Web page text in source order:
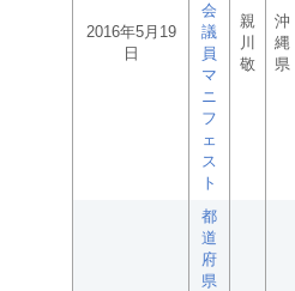
2016年5月19
日
会
議
員
マ
ニ
フ
ェ
ス
ト
親
川
敬
沖
縄
県
都
道
府
県